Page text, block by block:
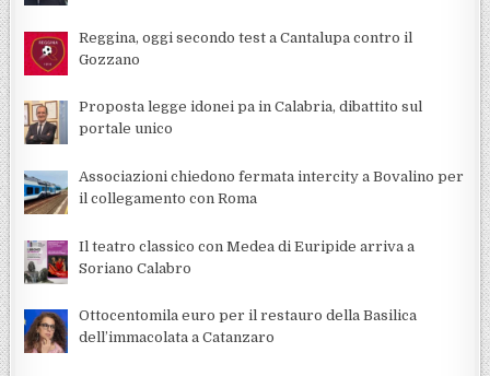
Reggina, oggi secondo test a Cantalupa contro il
Gozzano
Proposta legge idonei pa in Calabria, dibattito sul
portale unico
Associazioni chiedono fermata intercity a Bovalino per
il collegamento con Roma
Il teatro classico con Medea di Euripide arriva a
Soriano Calabro
Ottocentomila euro per il restauro della Basilica
dell’immacolata a Catanzaro